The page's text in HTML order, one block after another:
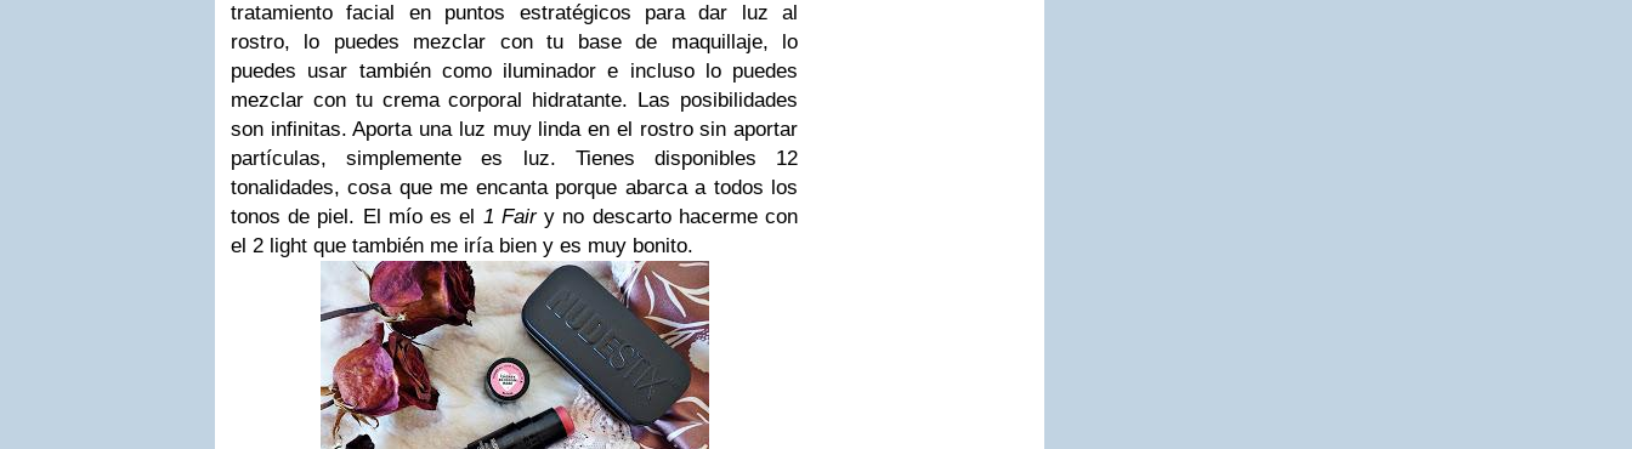
tratamiento facial en puntos estratégicos para dar luz al
rostro, lo puedes mezclar con tu base de maquillaje, lo
puedes usar también como iluminador e incluso lo puedes
mezclar con tu crema corporal hidratante. Las posibilidades
son infinitas. Aporta una luz muy linda en el rostro sin aportar
partículas, simplemente es luz. Tienes disponibles 12
tonalidades, cosa que me encanta porque abarca a todos los
tonos de piel. El mío es el 1 Fairy no descarto hacerme con
el 2 light que también me iría bien y es muy bonito.